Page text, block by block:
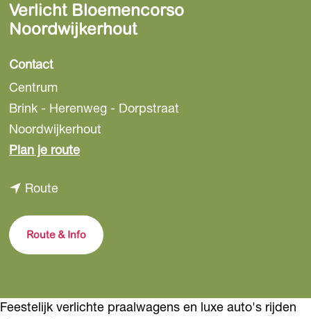
Verlicht Bloemencorso
Noordwijkerhout
Contact
Centrum
Brink - Herenweg - Dorpstraat
Noordwijkerhout
Plan je routen
V
e
l
i
Routen
a
r
Route & Info
Feestelijk verlichte praalwagens en luxe auto's rijden